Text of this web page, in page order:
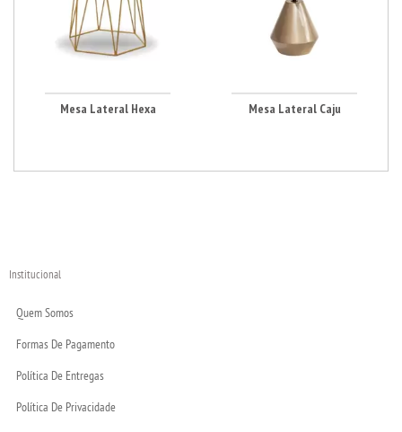
Mesa Lateral Hexa Mesa Lateral Caju
Institucional
Quem Somos
Formas De Pagamento
Política De Entregas
Política De Privacidade